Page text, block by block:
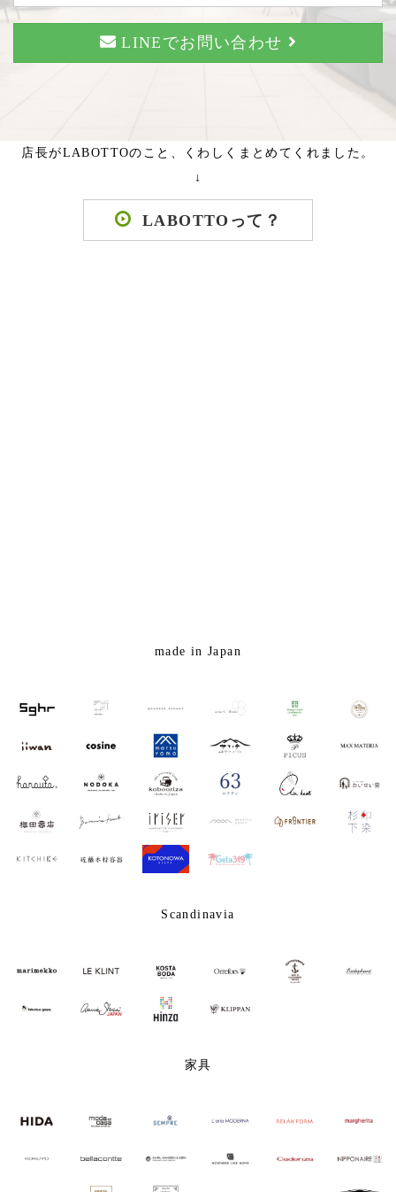
LINEでお問い合わせ
店長がLABOTTOのこと、くわしくまとめてくれました。
↓
LABOTTOって？
made in Japan
Scandinavia
家具